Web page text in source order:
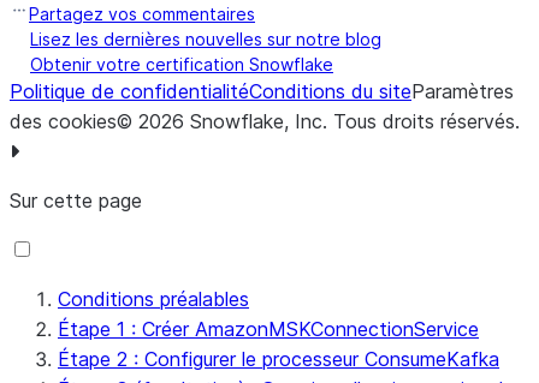
Partagez vos commentaires
Lisez les dernières nouvelles sur notre blog
Obtenir votre certification Snowflake
Politique de confidentialitéConditions du siteParamètres
des cookies© 2026 Snowflake, Inc. Tous droits réservés.
Sur cette page
Conditions préalables
Étape 1 : Créer AmazonMSKConnectionService
Étape 2 : Configurer le processeur ConsumeKafka